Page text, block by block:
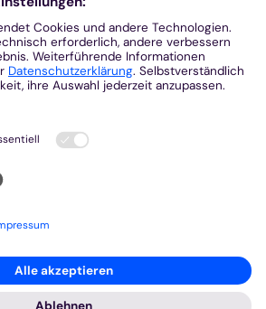
optimales Webseiten-Erlebnis bieten.
die für das Funktionieren unserer
Mit Ihrer Zustimmung verwenden wir
Technologien, die zur Anzeige
über Youtube, Audios über
über MapTiler ...) oder zu anonymen
werden. Sie können selbst
Basis Ihrer Einstellungen womöglich
und die Möglichkeit zum Widerruf Ihrer
unserer